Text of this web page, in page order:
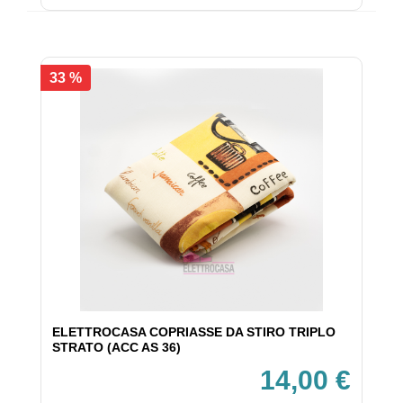
33 %
ELETTROCASA COPRIASSE DA STIRO TRIPLO
STRATO (ACC AS 36)
14,00 €